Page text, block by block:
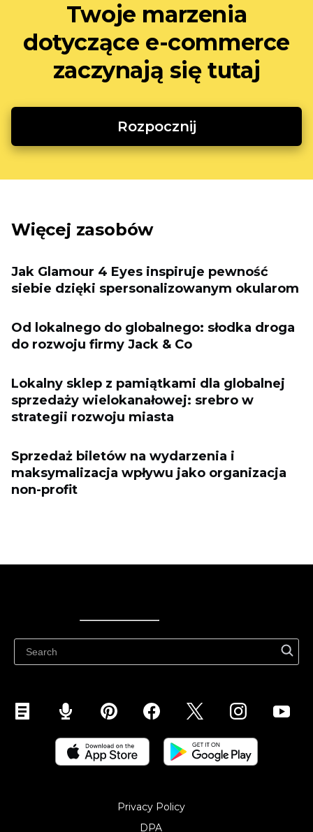
Twoje marzenia
dotyczące e-commerce
zaczynają się tutaj
Rozpocznij
Więcej zasobów
Jak Glamour 4 Eyes inspiruje pewność
siebie dzięki spersonalizowanym okularom
Od lokalnego do globalnego: słodka droga
do rozwoju firmy Jack & Co
Lokalny sklep z pamiątkami dla globalnej
sprzedaży wielokanałowej: srebro w
strategii rozwoju miasta
Sprzedaż biletów na wydarzenia i
maksymalizacja wpływu jako organizacja
non-profit
Privacy Policy
DPA